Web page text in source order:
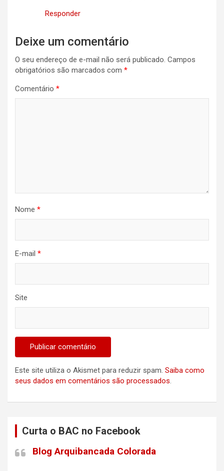
Responder
Deixe um comentário
O seu endereço de e-mail não será publicado. Campos
obrigatórios são marcados com *
Comentário *
Nome *
E-mail *
Site
Este site utiliza o Akismet para reduzir spam. Saiba como
seus dados em comentários são processados.
Curta o BAC no Facebook
Blog Arquibancada Colorada